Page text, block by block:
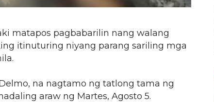
matapos pagbabarilin nang walang
itinuturing niyang parang sariling mga
na nagtamo ng tatlong tama ng
araw ng Martes, Agosto 5.